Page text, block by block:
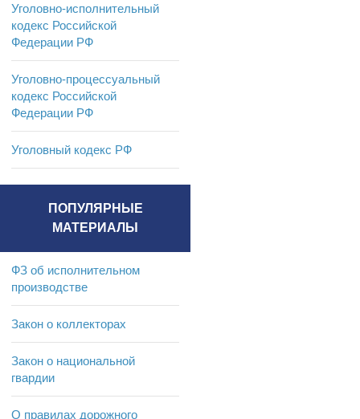
Уголовно-исполнительный
кодекс Российской
Федерации РФ
Уголовно-процессуальный
кодекс Российской
Федерации РФ
Уголовный кодекс РФ
ПОПУЛЯРНЫЕ
МАТЕРИАЛЫ
ФЗ об исполнительном
производстве
Закон о коллекторах
Закон о национальной
гвардии
О правилах дорожного